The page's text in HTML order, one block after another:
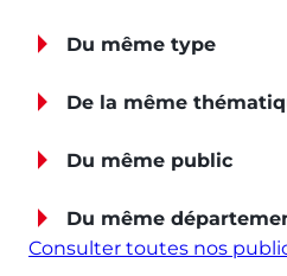
Du même type
De la même
Du même public
Du même
Consulter toutes nos